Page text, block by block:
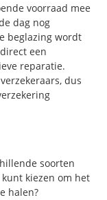
voorraad mee
dag nog
beglazing wordt
een
reparatie.
dus
soorten
kiezen om het
halen?